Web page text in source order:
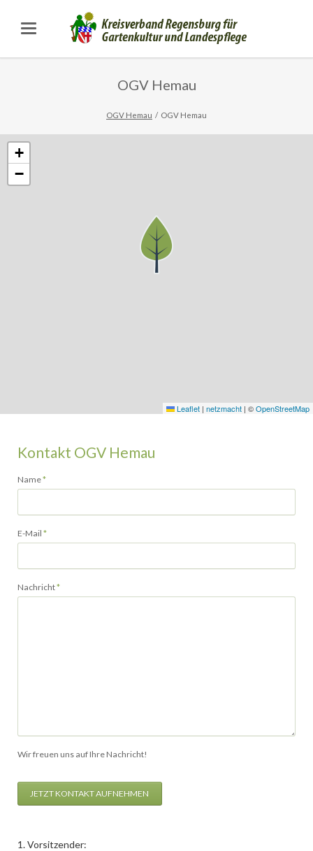
OGV Hemau
OGV Hemau OGV Hemau
+
−
Leaflet | netzmacht | ©OpenStreetMap
Kontakt OGV Hemau
Pflichtfeld
Name*
Pflichtfeld
E-Mail *
Pflichtfeld
Nachricht*
Wir freuen uns auf Ihre Nachricht!
JETZT KONTAKT AUFNEHMEN
1. Vorsitzender: